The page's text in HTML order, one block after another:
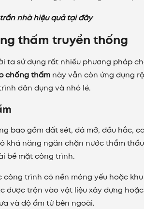
nhà hiệu quả tại đây
thấm truyền thống
ta sử dụng rất nhiều phương pháp
chống thấm này vẫn còn ứng dụng
dân dụng và nhỏ lẻ.
bao gồm đất sét, đá mỡ, dầu hắc,
khả năng ngăn chặn nước thẩm
bề mặt công trình.
trình có nền móng yếu hoặc
được trộn vào vật liệu xây dựng
và độ ẩm từ bên ngoài.